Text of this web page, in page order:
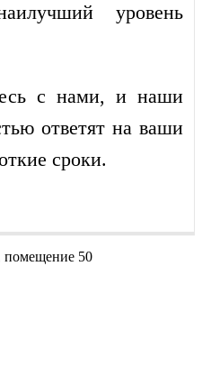
уровень
с нами, и наши
ответят на ваши
сроки.
помещение 50